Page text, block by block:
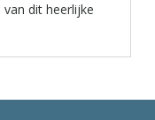
van dit heerlijke